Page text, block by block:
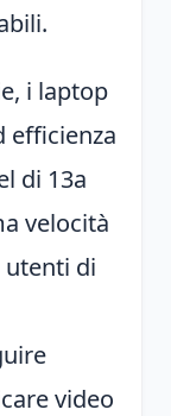
i laptop
efficienza
di 13a
velocità
utenti di
video